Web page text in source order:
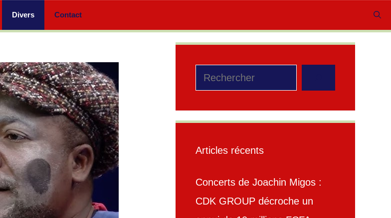
Divers Contact
Rechercher
Articles récents
Concerts de Joachin Migos :
CDK GROUP décroche un